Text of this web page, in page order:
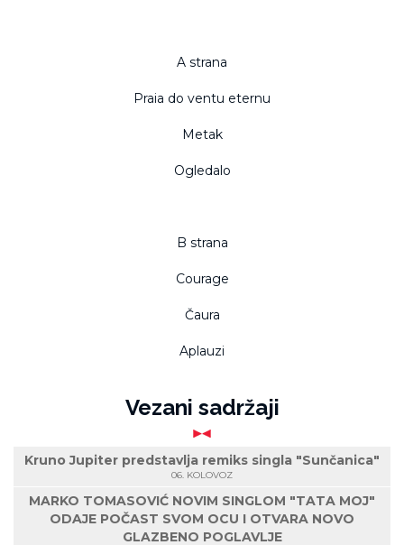
A strana
Praia do ventu eternu
Metak
Ogledalo
B strana
Courage
Čaura
Aplauzi
Vezani sadržaji
Kruno Jupiter predstavlja remiks singla "Sunčanica"
06. KOLOVOZ
MARKO TOMASOVIĆ NOVIM SINGLOM "TATA MOJ"
ODAJE POČAST SVOM OCU I OTVARA NOVO
GLAZBENO POGLAVLJE